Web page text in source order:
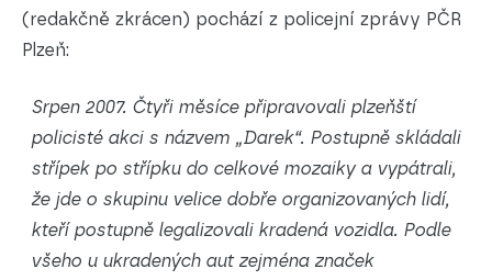
(redakčně zkrácen) pochází z policejní zprávy PČR
Plzeň:
Srpen 2007. Čtyři měsíce připravovali plzeňští
policisté akci s názvem „Darek“. Postupně skládali
střípek po střípku do celkové mozaiky a vypátrali,
že jde o skupinu velice dobře organizovaných lidí,
kteří postupně legalizovali kradená vozidla. Podle
všeho u ukradených aut zejména značek